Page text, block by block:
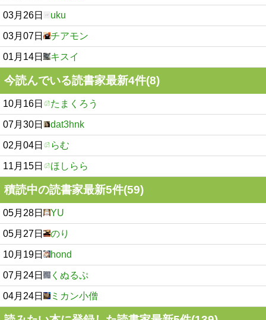
03月26日 uku
03月07日 チアモン
01月14日 キスイ
今読んでいる読書家最新4件(8)
10月16日 たまくろう
07月30日 dat3hnk
02月04日 らむ
11月15日 ほしらら
積読中の読書家最新5件(59)
05月28日 YU
05月27日 のり
10月19日 hond
07月24日 くぬるぷ
04月24日 ミカン小僧